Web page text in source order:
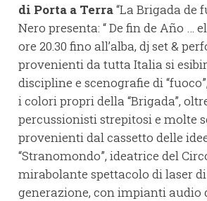
di Porta a Terra“La Brigada de
Nero presenta: “ De fin de Año … el
ore 20.30 fino all’alba, dj set &
provenienti da tutta Italia si
discipline e scenografie di
i colori propri della “Brigada”,
percussionisti strepitosi e molte
provenienti dal cassetto delle
“Stranomondo”, ideatrice del
mirabolante spettacolo di laser
generazione, con impianti audio